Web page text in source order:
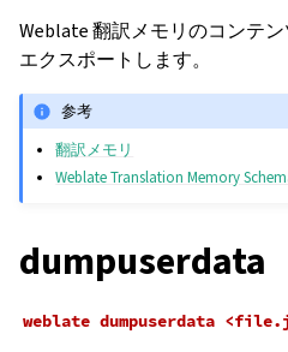
Weblate 翻訳メモリのコンテ
エクスポートします。
参考
翻訳メモリ
Weblate Translation Memory
dumpuserdata
weblate dumpuserdata